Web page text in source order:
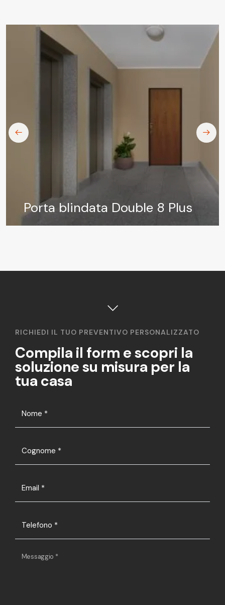
Porta blindata Double 8 Plus
RICHIEDI IL TUO PREVENTIVO PERSONALIZZATO
Compila il form e scopri la
soluzione su misura per la
tua casa
Nome *
Cognome *
Email *
Telefono *
Messaggio *